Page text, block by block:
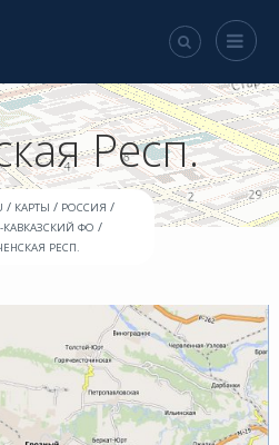
Респ.
/ КАРТЫ / РОССИЯ /
КАВКАЗСКИЙ ФО /
РЕСП.